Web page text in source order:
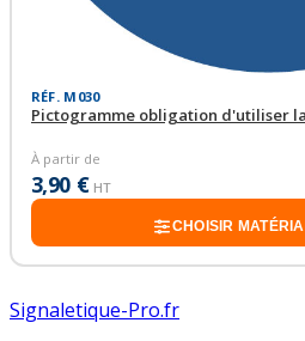
RÉF. M030
Pictogramme obligation d'utiliser
À partir de
3,90 € HT
CHOISIR
Signaletique-Pro.fr